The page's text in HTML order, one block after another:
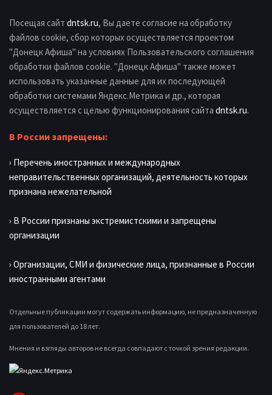
Посещая сайт dntsk.ru, Вы даете согласие на обработку
файлов cookie, сбор которых осуществляется проектом
"Донецк Афиша" на условиях Пользовательского соглашения
обработки файлов cookie. "Донецк Афиша" также может
использовать указанные данные для их последующей
обработки системами Яндекс.Метрика и др., которая
осуществляется с целью функционирования сайта dntsk.ru.
В России запрещены:
› Перечень иностранных и международных
неправительственных организаций, деятельность которых
признана нежелательной
› В России признаны экстремистскими и запрещены
организации
› Организации, СМИ и физические лица, признанные в России
иностранными агентами
Отдельные публикации могут содержать информацию, не предназначенную
для пользователей до 18 лет.
Мнения и взгляды авторов не всегда совпадают с точкой зрения редакции.